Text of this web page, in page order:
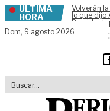
Skip to content
ÚLTIMA
HORA
Volverán
lo que dijo
Dom, 9 agosto 2026